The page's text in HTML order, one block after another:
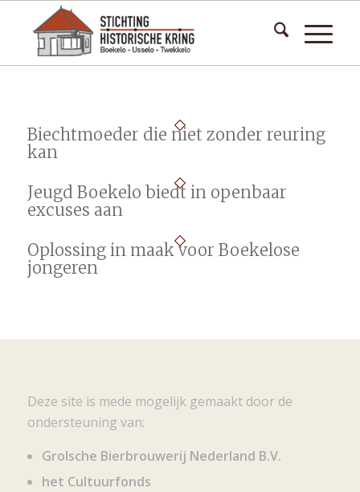
Biechtmoeder die niet zonder reuring
kan
Jeugd Boekelo biedt in openbaar
excuses aan
Oplossing in maak voor Boekelose
jongeren
Deze site is mede mogelijk gemaakt door de
ondersteuning van:
Grolsche Bierbrouwerij Nederland B.V.
het Cultuurfonds